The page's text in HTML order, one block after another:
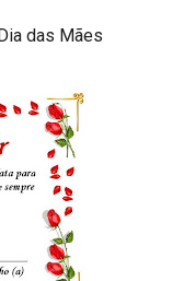
das Mães